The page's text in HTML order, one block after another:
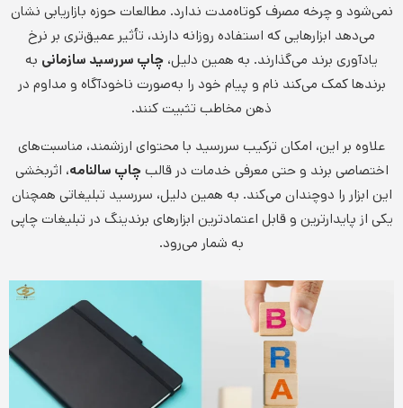
نمی‌شود و چرخه مصرف کوتاه‌مدت ندارد. مطالعات حوزه بازاریابی نشان
می‌دهد ابزارهایی که استفاده روزانه دارند، تأثیر عمیق‌تری بر نرخ
یادآوری برند می‌گذارند. به همین دلیل، چاپ سررسید سازمانی به
برندها کمک می‌کند نام و پیام خود را به‌صورت ناخودآگاه و مداوم در
ذهن مخاطب تثبیت کنند.
علاوه بر این، امکان ترکیب سررسید با محتوای ارزشمند، مناسبت‌های
اختصاصی برند و حتی معرفی خدمات در قالبچاپ سالنامه، اثربخشی
این ابزار را دوچندان می‌کند. به همین دلیل، سررسید تبلیغاتی همچنان
یکی از پایدارترین و قابل اعتمادترین ابزارهای برندینگ در تبلیغات چاپی
به شمار می‌رود.